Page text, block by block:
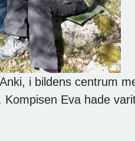
i bildens centrum
Eva hade